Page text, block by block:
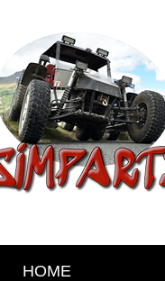
HOME